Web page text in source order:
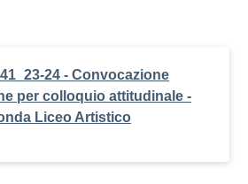
24 - Convocazione
per colloquio attitudinale -
Liceo Artistico